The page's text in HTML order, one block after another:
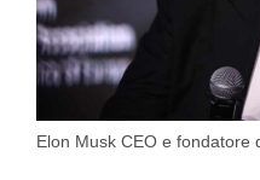
Elon Musk CEO e fondatore